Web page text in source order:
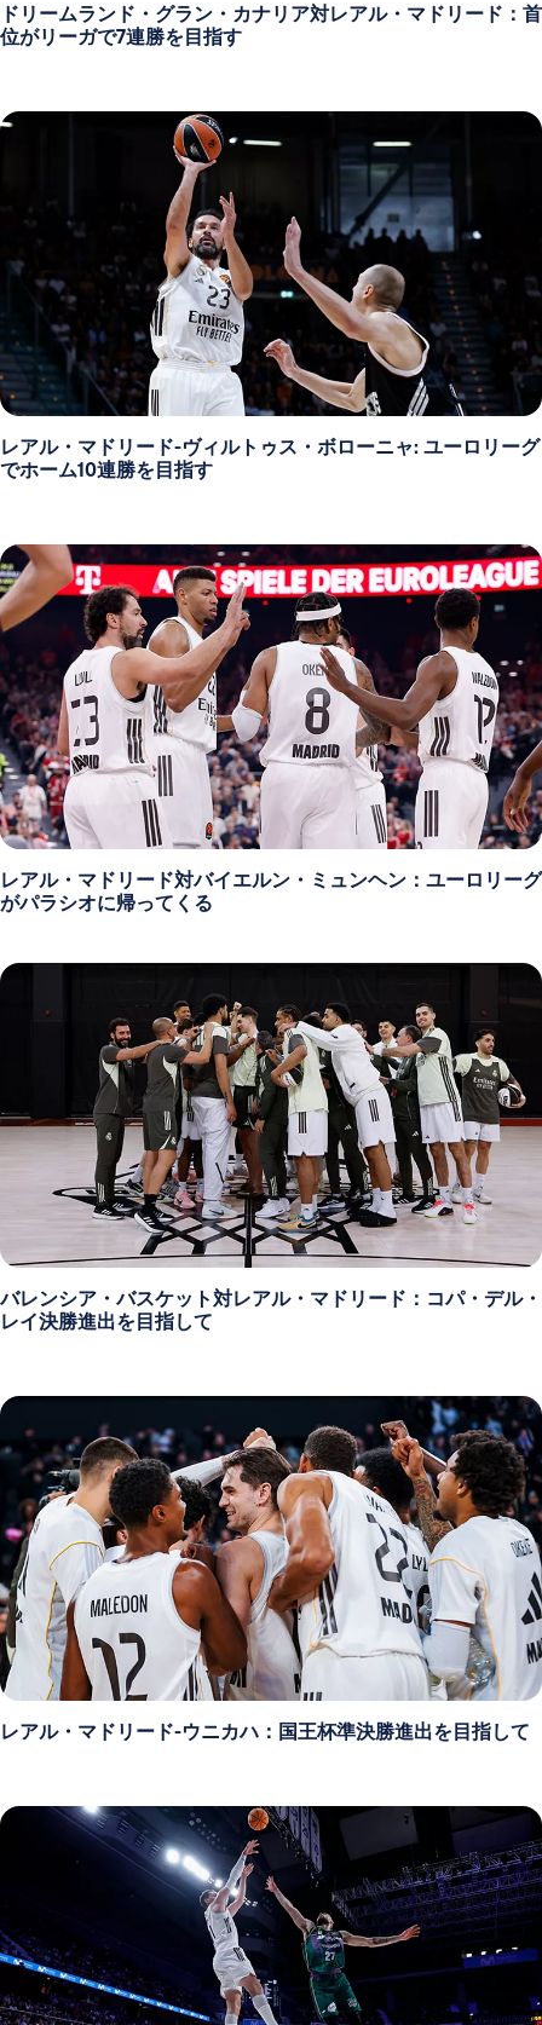
ドリームランド・グラン・カナリア対レアル・マドリード：首
位がリーガで7連勝を目指す
レアル・マドリード-ヴィルトゥス・ボローニャ: ユーロリーグ
でホーム10連勝を目指す
レアル・マドリード対バイエルン・ミュンヘン：ユーロリーグ
がパラシオに帰ってくる
バレンシア・バスケット対レアル・マドリード：コパ・デル・
レイ決勝進出を目指して
レアル・マドリード-ウニカハ：国王杯準決勝進出を目指して